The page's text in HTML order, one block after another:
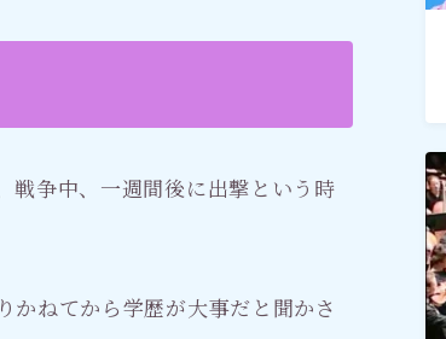
戦争中、一週間後に出撃という時
ねてから学歴が大事だと聞かさ